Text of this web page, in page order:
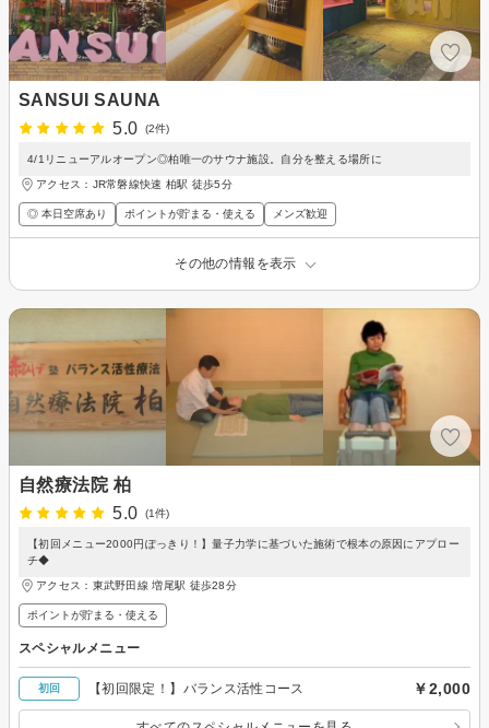
SANSUI SAUNA
5.0
(2件)
4/1リニューアルオープン◎柏唯一のサウナ施設。自分を整える場所に
アクセス：JR常磐線快速 柏駅 徒歩5分
◎ 本日空席あり ポイントが貯まる・使える メンズ歓迎
その他の情報を表示
自然療法院 柏
5.0
(1件)
【初回メニュー2000円ぽっきり！】量子力学に基づいた施術で根本の原因にアプロー
チ◆
アクセス：東武野田線 増尾駅 徒歩28分
ポイントが貯まる・使える
スペシャルメニュー
初回 【初回限定！】バランス活性コース ￥2,000